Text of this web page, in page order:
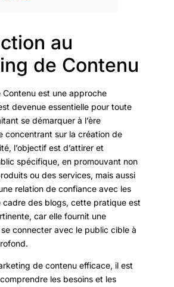
au
de Contenu
est une approche
devenue essentielle pour toute
se démarquer à l’ère
concentrant sur la création de
l’objectif est d’attirer et
spécifique, en promouvant non
ou des services, mais aussi
relation de confiance avec les
cadre des blogs, cette pratique est
car elle fournit une
connecter avec le public cible à
de contenu efficace, il est
les besoins et les